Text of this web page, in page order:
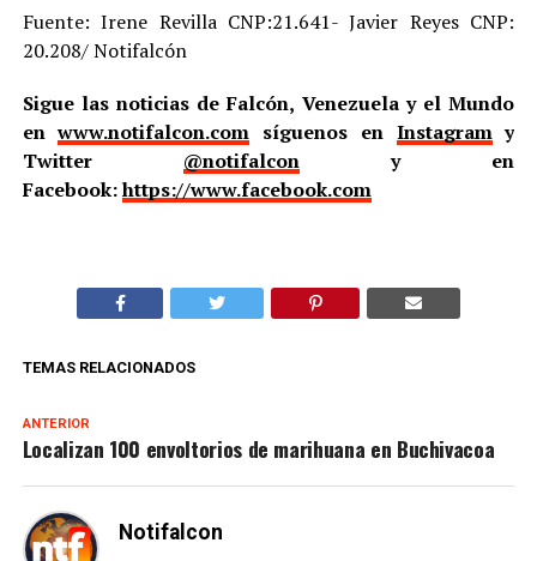
Fuente: Irene Revilla CNP:21.641- Javier Reyes CNP:
20.208/ Notifalcón
Sigue las noticias de Falcón, Venezuela y el Mundo
enwww.notifalcon.com síguenos en Instagramy
Twitter @notifalcony en
Facebook:https://www.facebook.com
TEMAS RELACIONADOS
ANTERIOR
Localizan 100 envoltorios de marihuana en Buchivacoa
Notifalcon